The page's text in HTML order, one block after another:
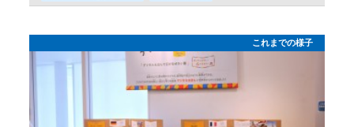
これまでの様子